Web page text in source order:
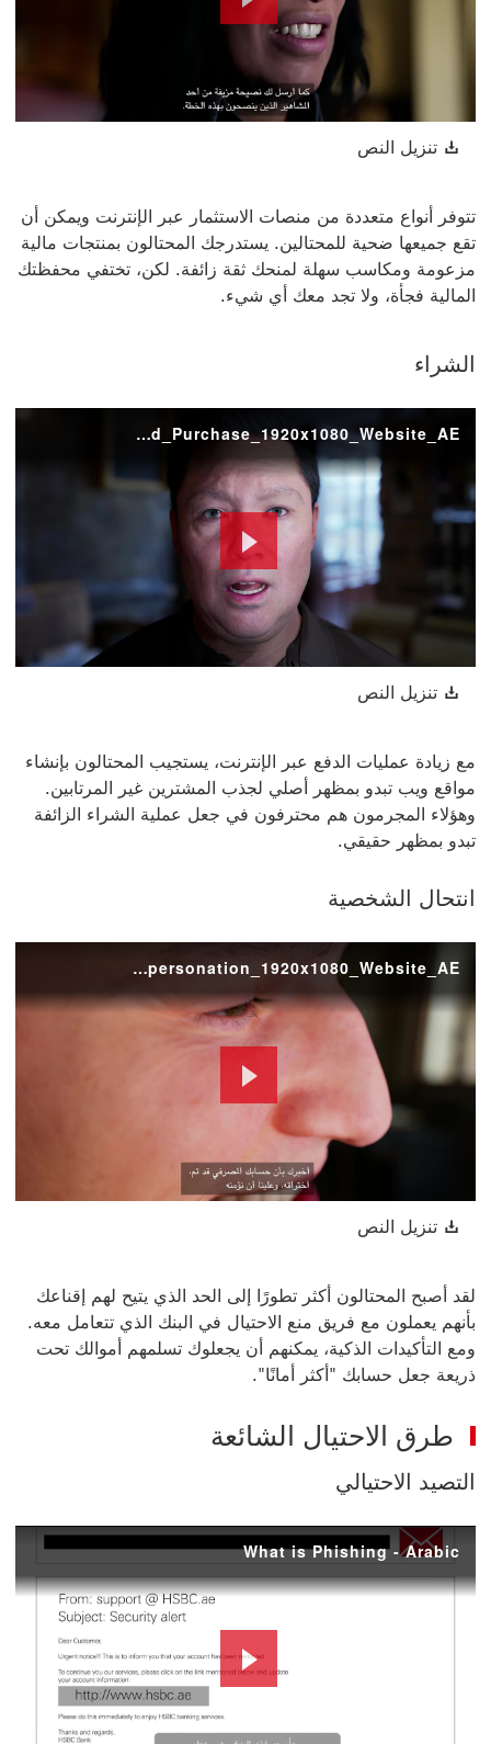
Play
تنزيل النص
تتوفر أنواع متعددة من منصات الاستثمار عبر الإنترنت ويمكن أن
تقع جميعها ضحية للمحتالين. يستدرجك المحتالون بمنتجات مالية
مزعومة ومكاسب سهلة لمنحك ثقة زائفة. لكن، تختفي محفظتك
المالية فجأة، ولا تجد معك أي شيء.
الشراء
ADVT_HSBC_FacesOfFraud_Purchase_1920x1080_Website_AE
Play
تنزيل النص
مع زيادة عمليات الدفع عبر الإنترنت، يستجيب المحتالون بإنشاء
مواقع ويب تبدو بمظهر أصلي لجذب المشترين غير المرتابين.
وهؤلاء المجرمون هم محترفون في جعل عملية الشراء الزائفة
تبدو بمظهر حقيقي.
انتحال الشخصية
ADVT_HSBC_FacesOfFraud_Impersonation_1920x1080_Website_AE
Play
تنزيل النص
لقد أصبح المحتالون أكثر تطورًا إلى الحد الذي يتيح لهم إقناعك
بأنهم يعملون مع فريق منع الاحتيال في البنك الذي تتعامل معه.
ومع التأكيدات الذكية، يمكنهم أن يجعلوك تسلمهم أموالك تحت
ذريعة جعل حسابك "أكثر أمانًا".
طرق الاحتيال الشائعة
التصيد الاحتيالي
What is Phishing - Arabic
Play